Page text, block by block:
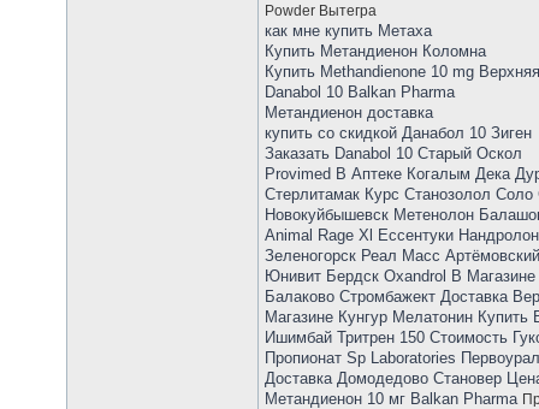
Powder Вытегра
как мне купить Метаха
Купить Метандиенон Коломна
Купить Methandienone 10 mg
Danabol 10 Balkan Pharma
Метандиенон доставка
купить со скидкой Данабол 10 Зиген
Заказать Danabol 10 Старый Оскол
Provimed В Аптеке Когалым Дека
Стерлитамак Курс Станозолол
Новокуйбышевск Метенолон
Animal Rage Xl Ессентуки
Зеленогорск Реал Масс
Юнивит Бердск Oxandrol В
Балаково Стромбажект Доставка
Магазине Кунгур Мелатонин
Ишимбай Тритрен 150 Стоимость
Пропионат Sp Laboratories
Доставка Домодедово Становер
Метандиенон 10 мг Balkan Pharma